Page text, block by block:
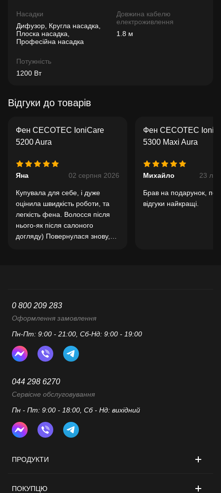
Насадки
Дифузор, Кругла насадка,
Плоска насадка,
Професійна насадка
Довжина кабелю
електроживлення
1.8 м
Потужність
1200 Вт
Відгуки до товарів
Фен CECOTEC IoniCare
5200 Aura
Яна 02 серпня 2026
Купувала для себе, і дуже
оцінила швидкість роботи, та
легкість фена. Волосся після
нього-як після салоного
догляду) Повернулася знову,
Фен CECOTEC
5300 Maxi Aura
Михайло 23
Брав на подарунок,
відгуки найкращі.
ПРОДУКТИ
ПОКУПЦЮ
0 800 209 283
Оформлення замовлення
Пн-Пт: 9:00 - 21:00, Сб-Нд: 9:00 - 19:00
044 298 6270
Сервісне обслуговування
Пн - Пт: 9:00 - 18:00, Сб - Нд: вихідний